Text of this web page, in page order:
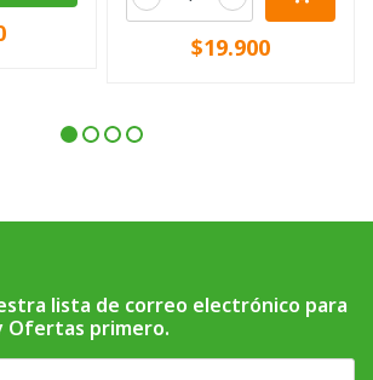
$19.900
lista de correo electrónico para
Ofertas primero.